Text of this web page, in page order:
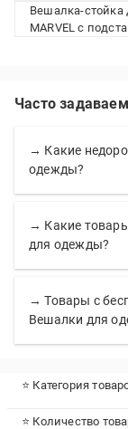
Вешалка-стойка
MARVEL с
Часто
→ Какие
одежды?
→ Какие
для одежды?
→ Товары с
Вешалки для
⭐ Категория
⭐ Количество